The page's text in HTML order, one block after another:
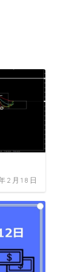
2月18日